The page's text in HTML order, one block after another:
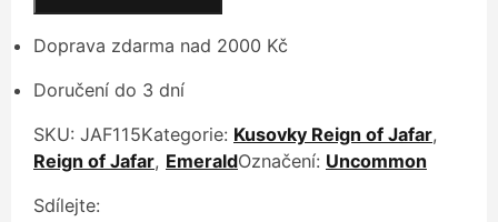
Its
Tracks
Doprava zdarma nad 2000 Kč
Doručení do 3 dní
SKU: JAF115Kategorie: Kusovky Reign of Jafar,
Reign of Jafar, EmeraldOznačení: Uncommon
Sdílejte: